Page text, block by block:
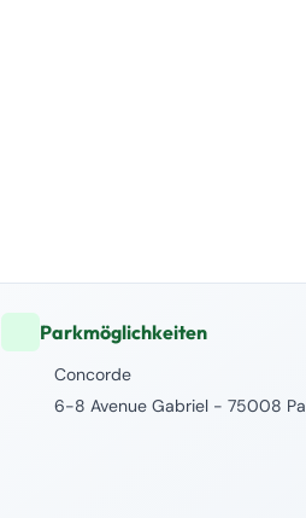
Parkmöglichkeiten
Concorde
6-8 Avenue Gabriel - 75008